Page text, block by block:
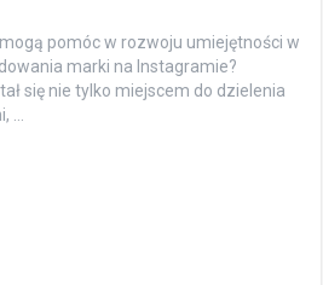
pomóc w rozwoju umiejętności w
marki na Instagramie?
się nie tylko miejscem do dzielenia
…